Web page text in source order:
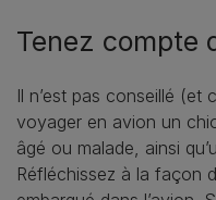
Tenez compte
Il n’est pas conseillé (et
voyager en avion un
âgé ou malade, ainsi
Réfléchissez à la façon